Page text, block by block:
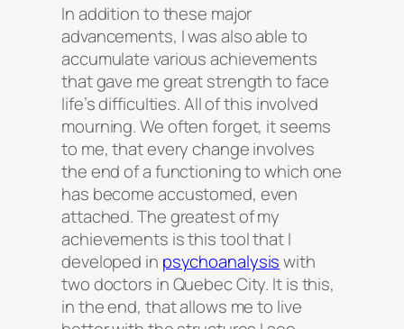
In addition to these major
advancements, I was also able to
accumulate various achievements
that gave me great strength to face
life’s difficulties. All of this involved
mourning. We often forget, it seems
to me, that every change involves
the end of a functioning to which one
has become accustomed, even
attached. The greatest of my
achievements is this tool that I
developed in psychoanalysiswith
two doctors in Quebec City. It is this,
in the end, that allows me to live